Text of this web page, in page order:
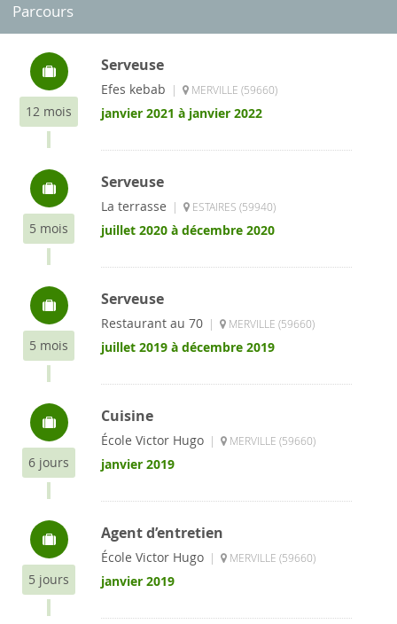
Parcours
12 mois
Serveuse
Efes kebab | MERVILLE (59660)
janvier 2021 à janvier 2022
5 mois
Serveuse
La terrasse | ESTAIRES (59940)
juillet 2020 à décembre 2020
5 mois
Serveuse
Restaurant au 70 | MERVILLE (59660)
juillet 2019 à décembre 2019
6 jours
Cuisine
École Victor Hugo | MERVILLE (59660)
janvier 2019
5 jours
Agent d’entretien
École Victor Hugo | MERVILLE (59660)
janvier 2019